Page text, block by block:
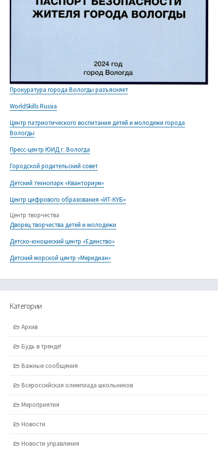
Прокуратура города Вологды разъясняет
WorldSkills Russia
Центр патриотического воспитания детей и молодежи города
Вологды
Пресс-центр ЮИД г. Вологда
Городской родительский совет
Детский технопарк «Кванториум»
Центр цифрового образования «ИТ-КУБ»
Центр творчества
Дворец творчества детей и молодежи
Детско-юношеский центр «Единство»
Детский морской центр «Меридиан»
Категории
Архив
Будь в тренде!
Важные сообщения
Всероссийская олимпиада школьников
Мероприятия
Новости
Новости управления